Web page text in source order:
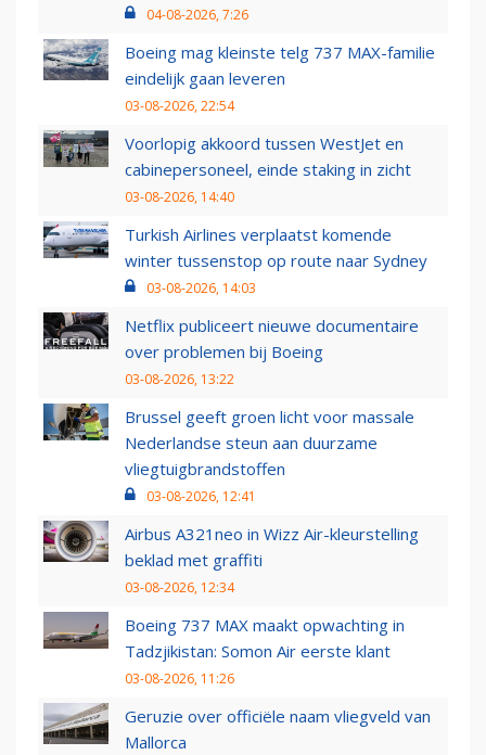
04-08-2026, 7:26
Boeing mag kleinste telg 737 MAX-familie
eindelijk gaan leveren
03-08-2026, 22:54
Voorlopig akkoord tussen WestJet en
cabinepersoneel, einde staking in zicht
03-08-2026, 14:40
Turkish Airlines verplaatst komende
winter tussenstop op route naar Sydney
03-08-2026, 14:03
Netflix publiceert nieuwe documentaire
over problemen bij Boeing
03-08-2026, 13:22
Brussel geeft groen licht voor massale
Nederlandse steun aan duurzame
vliegtuigbrandstoffen
03-08-2026, 12:41
Airbus A321neo in Wizz Air-kleurstelling
beklad met graffiti
03-08-2026, 12:34
Boeing 737 MAX maakt opwachting in
Tadzjikistan: Somon Air eerste klant
03-08-2026, 11:26
Geruzie over officiële naam vliegveld van
Mallorca